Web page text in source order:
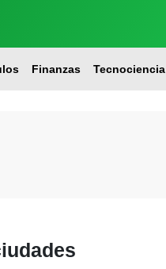
Finanzas Tecnociencia